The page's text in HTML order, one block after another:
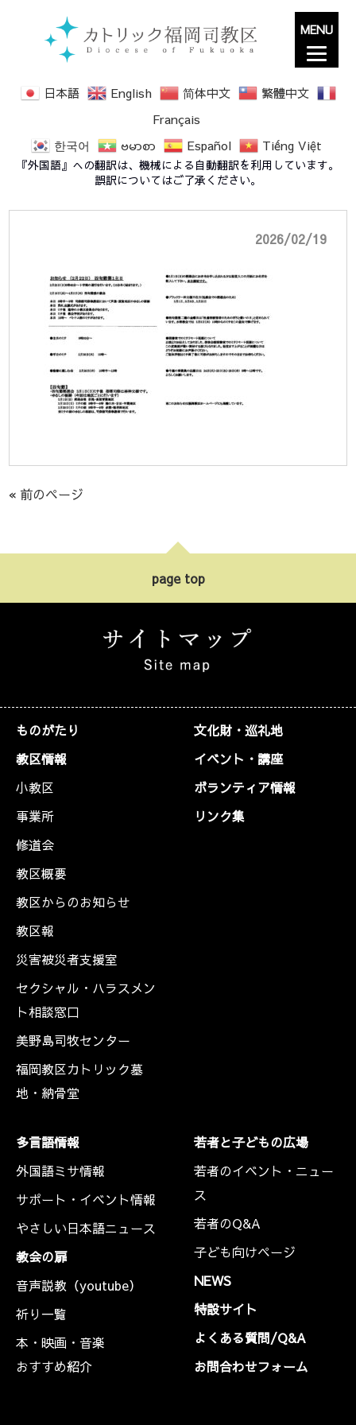
日本語 English 简体中文
繁體中文
Français
한국어
ဗမာစာ Español Tiếng Việt
『外国語』への翻訳は、機械による自動翻訳を利用しています。
誤訳についてはご了承ください。
notice20260222
2026/02/19
« 前のページ
page top
ものがたり
教区情報
小教区
事業所
修道会
教区概要
教区からのお知らせ
教区報
災害被災者支援室
セクシャル・ハラスメン
ト相談窓口
美野島司牧センター
福岡教区カトリック墓
地・納骨堂
文化財・巡礼地
イベント・講座
ボランティア情報
リンク集
多言語情報
外国語ミサ情報
サポート・イベント情報
やさしい日本語ニュース
教会の扉
音声説教（youtube）
祈り一覧
本・映画・音楽
おすすめ紹介
若者と子どもの広場
若者のイベント・ニュー
ス
若者のQ&A
子ども向けページ
NEWS
特設サイト
よくある質問/Q&A
お問合わせフォーム
MENU